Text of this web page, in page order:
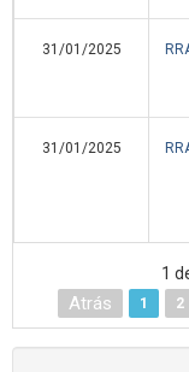
31/01/2025
31/01/2025
1
Atrás 1 2